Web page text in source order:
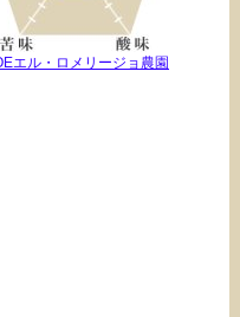
エル・ロメリージョ農園